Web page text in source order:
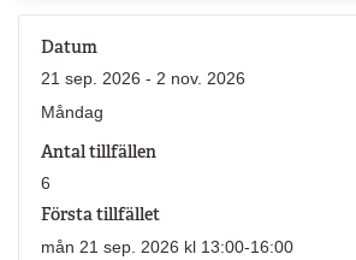
Datum
21 sep. 2026 - 2 nov. 2026
Måndag
Antal tillfällen
6
Första tillfället
mån 21 sep. 2026 kl 13:00-16:00